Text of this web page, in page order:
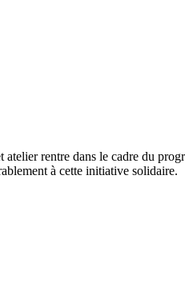
rentre dans le cadre du
à cette initiative solidaire.